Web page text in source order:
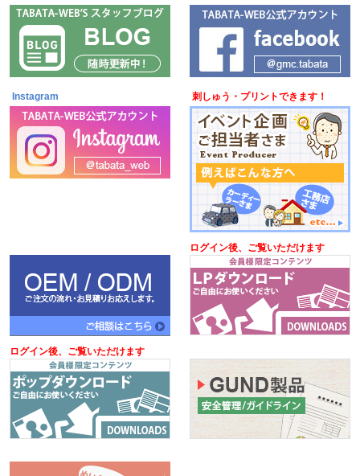
Instagram 刺しゅう・プリントできます！
ログイン後、ご覧いただけます
ログイン後、ご覧いただけます